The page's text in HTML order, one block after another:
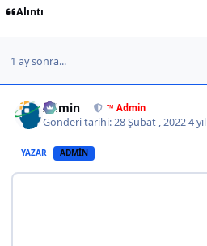
Alıntı
1 ay sonra...
Admin ™ Admin
Gönderi tarihi:28 Şubat , 20224 yıl
YAZAR ADMIN